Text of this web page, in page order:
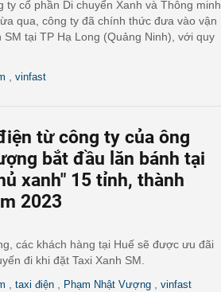
ty cổ phần Di chuyển Xanh và Thông minh
qua, công ty đã chính thức đưa vào vận
SM tại TP Hạ Long (Quảng Ninh), với quy
vinfast
từ công ty của ông
bắt đầu lăn bánh tại
xanh" 15 tỉnh, thành
2023
các khách hàng tại Huế sẽ được ưu đãi
đi khi đặt Taxi Xanh SM.
taxi điện Phạm Nhật Vượng vinfast